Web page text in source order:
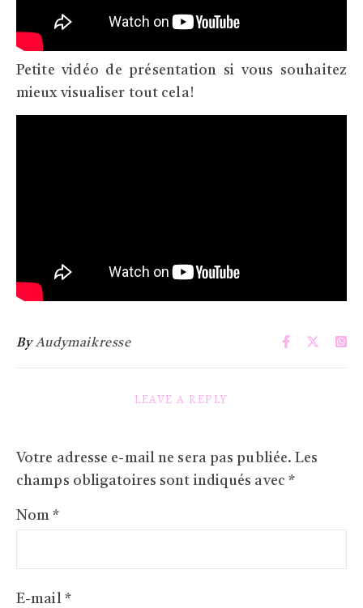
Petite vidéo de présentation si vous souhaitez
mieux visualiser tout cela!
ByAudymaikresse
LEAVE A REPLY
Votre adresse e-mail ne sera pas publiée. Les
champs obligatoires sont indiqués avec *
Nom*
E-mail *